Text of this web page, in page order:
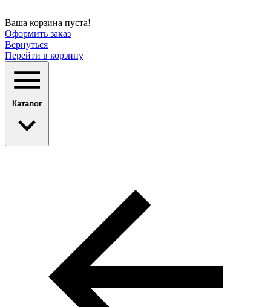
Ваша корзина пуста!
Оформить заказ
Вернуться
Перейти в корзину
Каталог